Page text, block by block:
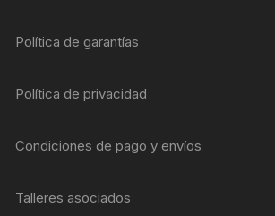
Política de garantías
Política de privacidad
Condiciones de pago y envíos
Talleres asociados